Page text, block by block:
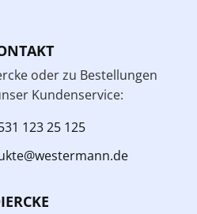
oder zu Bestellungen
Kundenservice:
123 25 125